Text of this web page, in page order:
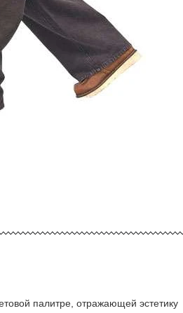
палитре, отражающей эстетику